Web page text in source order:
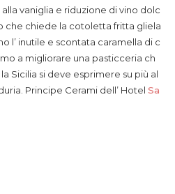
vaniglia e riduzione di vino dolc
che chiede la cotoletta fritta gliela
l’ inutile e scontata caramella di c
a migliorare una pasticceria ch
Sicilia si deve esprimere su più al
Principe Cerami dell’ Hotel Sa